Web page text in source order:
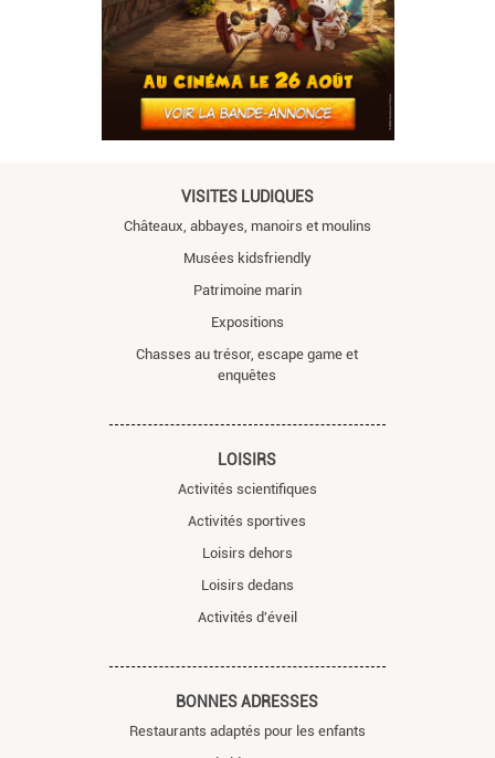
VISITES LUDIQUES
Châteaux, abbayes, manoirs et moulins
Musées kidsfriendly
Patrimoine marin
Expositions
Chasses au trésor, escape game et
enquêtes
LOISIRS
Activités scientifiques
Activités sportives
Loisirs dehors
Loisirs dedans
Activités d'éveil
BONNES ADRESSES
Restaurants adaptés pour les enfants